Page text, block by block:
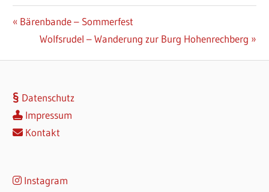
Beitragsnavigation
Vorheriger
Beitrag:
Bärenbande – Sommerfest
Nächster
Wolfsrudel – Wanderung zur Burg Hohenrechberg
Datenschutz
Impressum
Kontakt
Instagram